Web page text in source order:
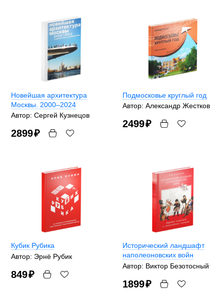
Новейшая архитектура
Москвы. 2000–2024
Автор: Сергей Кузнецов
2899₽
Подмосковье круглый год
Автор: Александр Жестков
2499₽
Кубик Рубика
Автор: Эрнё Рубик
849₽
Исторический ландшафт
наполеоновских войн
Автор: Виктор Безотосный
1899₽